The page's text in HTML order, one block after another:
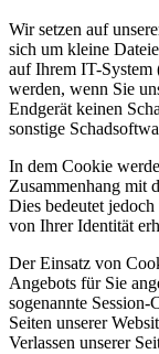
Wir setzen auf
sich um kleine
auf Ihrem IT-System
werden, wenn Sie
Endgerät keinen
sonstige
In dem Cookie
Zusammenhang mit
Dies bedeutet
von Ihrer Identität
Der Einsatz von
Angebots für Sie
sogenannte
Seiten unserer
Verlassen unserer